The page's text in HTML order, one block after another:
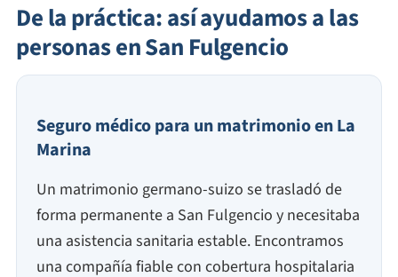
De la práctica: así ayudamos a las
personas en San Fulgencio
Seguro médico para un matrimonio en La
Marina
Un matrimonio germano-suizo se trasladó de
forma permanente a San Fulgencio y necesitaba
una asistencia sanitaria estable. Encontramos
una compañía fiable con cobertura hospitalaria